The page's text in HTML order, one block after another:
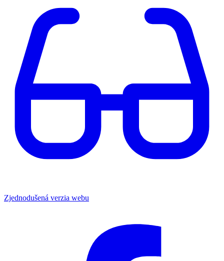
Zjednodušená verzia webu